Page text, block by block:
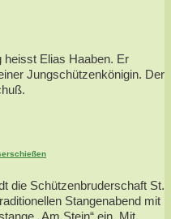
heisst Elias Haaben. Er
Jungschützenkönigin. Der
die Schützenbruderschaft St.
Stangenabend mit